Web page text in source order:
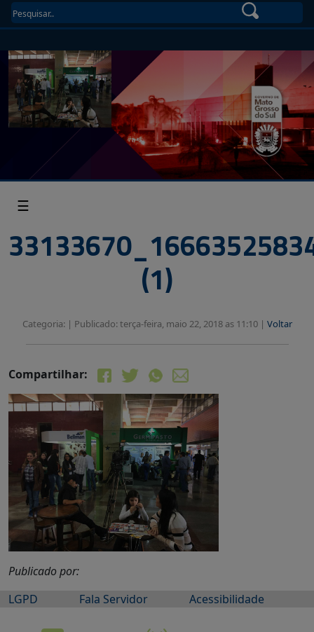
☰
(1)
Categoria: | Publicado: terça-feira, maio 22, 2018 as 11:10 | Voltar
Compartilhar:
Publicado por:
LGPD
Fala Servidor Acessibilidade